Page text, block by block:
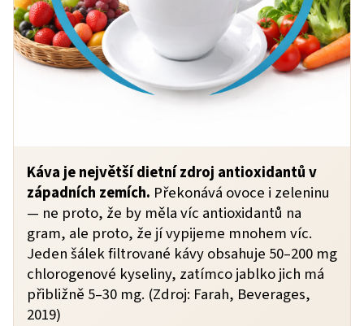
Káva je největší dietní zdroj antioxidantů v
západních zemích. Překonává ovoce i zeleninu
— ne proto, že by měla víc antioxidantů na
gram, ale proto, že jí vypijeme mnohem víc.
Jeden šálek filtrované kávy obsahuje 50–200 mg
chlorogenové kyseliny, zatímco jablko jich má
přibližně 5–30 mg. (Zdroj: Farah, Beverages,
2019)